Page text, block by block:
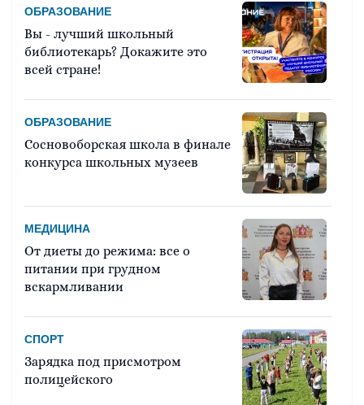
ОБРАЗОВАНИЕ
Вы - лучший школьный
библиотекарь? Докажите это
всей стране!
ОБРАЗОВАНИЕ
Сосновоборская школа в финале
конкурса школьных музеев
МЕДИЦИНА
От диеты до режима: все о
питании при грудном
вскармливании
СПОРТ
Зарядка под присмотром
полицейского